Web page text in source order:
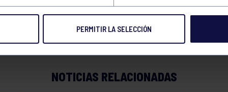
PERMITIR LA SELECCIÓN
NOTICIAS RELACIONADAS